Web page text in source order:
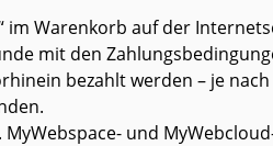
im Warenkorb auf der
mit den
bezahlt werden – je
und